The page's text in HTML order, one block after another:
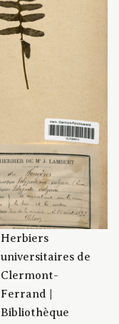
Herbiers
universitaires de
Clermont-
Ferrand |
Bibliothèque